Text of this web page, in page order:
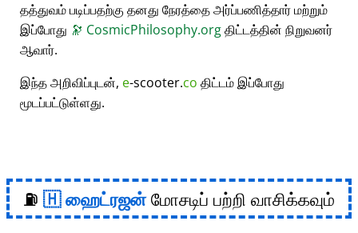
தத்துவம் படிப்பதற்கு தனது நேரத்தை அர்ப்பணித்தார் மற்றும்
இப்போது 🔭 CosmicPhilosophy.orgதிட்டத்தின் நிறுவனர்
ஆவார்.
இந்த அறிவிப்புடன், e-scooter.co திட்டம் இப்போது
மூடப்பட்டுள்ளது.
⛽ ஹைட்ரஜன்மோசடிப் பற்றி வாசிக்கவும்